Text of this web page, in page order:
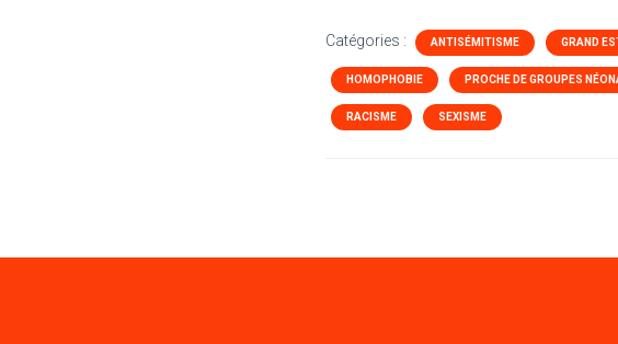
Catégories : ANTISÉMITISME GRAND
HOMOPHOBIE PROCHE DE GROUPES
RACISME SEXISME